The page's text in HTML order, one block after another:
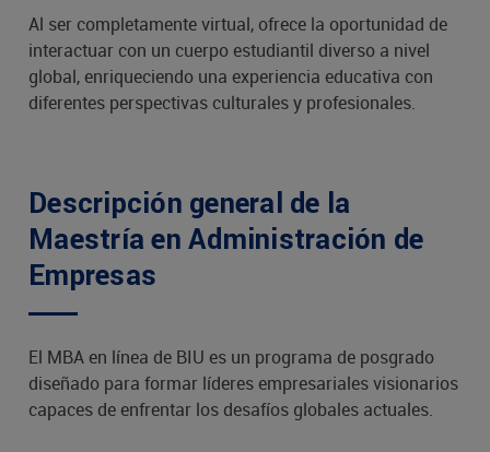
Al ser completamente virtual, ofrece la oportunidad de
interactuar con un cuerpo estudiantil diverso a nivel
global, enriqueciendo una experiencia educativa con
diferentes perspectivas culturales y profesionales.
Descripción general de la
Maestría en Administración de
Empresas
El MBA en línea de BIU es un programa de posgrado
diseñado para formar líderes empresariales visionarios
capaces de enfrentar los desafíos globales actuales.